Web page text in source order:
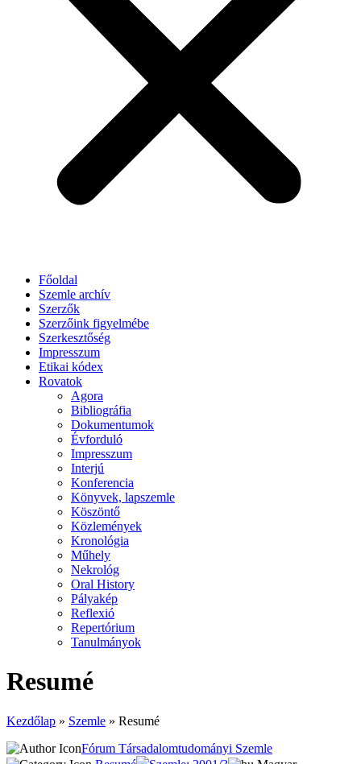
Főoldal
Szemle archív
Szerzők
Szerzőink figyelmébe
Szerkesztőség
Impresszum
Etikai kódex
Rovatok
Agora
Bibliográfia
Dokumentumok
Évforduló
Impresszum
Interjú
Konferencia
Könyvek, lapszemle
Köszöntő
Közlemények
Kronológia
Műhely
Nekrológ
Oral History
Pályakép
Reflexió
Repertórium
Tanulmányok
Resumé
Kezdőlap » Szemle » Resumé
Fórum Társadalomtudományi Szemle